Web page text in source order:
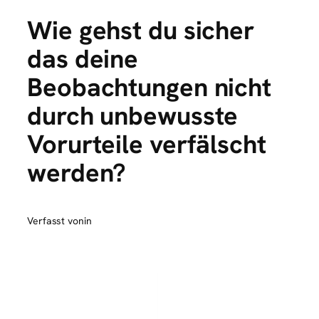
Wie gehst du sicher
das deine
Beobachtungen nicht
durch unbewusste
Vorurteile verfälscht
werden?
Verfasst vonin